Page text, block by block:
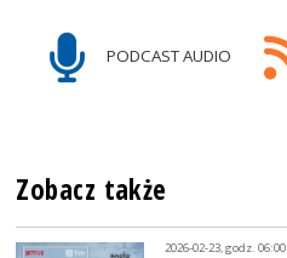
PODCAST AUDIO
Zobacz także
2026-02-23, godz. 06:00